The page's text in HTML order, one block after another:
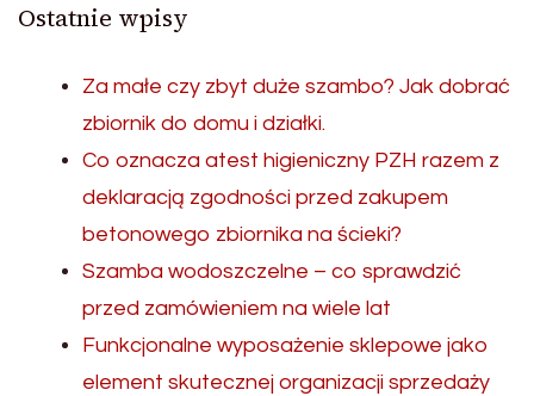
Ostatnie wpisy
Za małe czy zbyt duże szambo? Jak dobrać
zbiornik do domu i działki.
Co oznacza atest higieniczny PZH razem z
deklaracją zgodności przed zakupem
betonowego zbiornika na ścieki?
Szamba wodoszczelne – co sprawdzić
przed zamówieniem na wiele lat
Funkcjonalne wyposażenie sklepowe jako
element skutecznej organizacji sprzedaży